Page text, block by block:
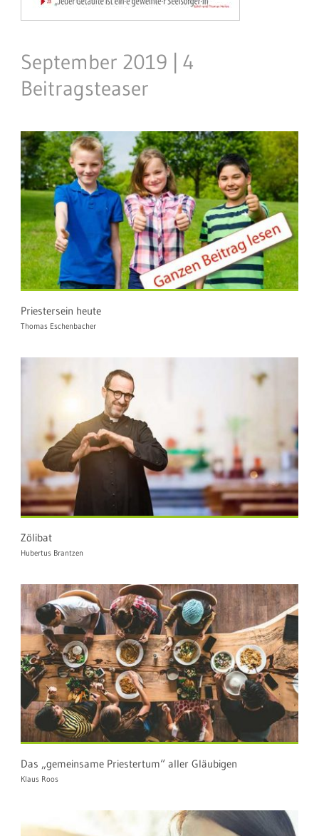
September 2019 | 4
Beitragsteaser
Priestersein heute
Thomas Eschenbacher
Zölibat
Hubertus Brantzen
Das „gemeinsame Priestertum“ aller Gläubigen
Klaus Roos